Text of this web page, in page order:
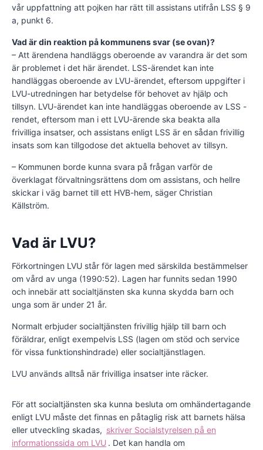
vår uppfattning att pojken har rätt till assistans utifrån LSS § 9
a, punkt 6.
Vad är din reaktion på kommunens svar (se ovan)?
– Att ärendena handläggs oberoende av varandra är det som
är problemet i det här ärendet. LSS-ärendet kan inte
handläggas oberoende av LVU-ärendet, eftersom uppgifter i
LVU-utredningen har betydelse för behovet av hjälp och
tillsyn. LVU-ärendet kan inte handläggas oberoende av LSS -
rendet, eftersom man i ett LVU-ärende ska beakta alla
frivilliga insatser, och assistans enligt LSS är en sådan frivillig
insats som kan tillgodose det aktuella behovet av tillsyn.
– Kommunen borde kunna svara på frågan varför de
överklagat förvaltningsrättens dom om assistans, och hellre
skickar i väg barnet till ett HVB-hem, säger Christian
Källström.
Vad är LVU?
Förkortningen LVU står för lagen med särskilda bestämmelser
om vård av unga (1990:52). Lagen har funnits sedan 1990
och innebär att socialtjänsten ska kunna skydda barn och
unga som är under 21 år.
Normalt erbjuder socialtjänsten frivillig hjälp till barn och
föräldrar, enligt exempelvis LSS (lagen om stöd och service
för vissa funktionshindrade) eller socialtjänstlagen.
LVU används alltså när frivilliga insatser inte räcker.
För att socialtjänsten ska kunna besluta om omhändertagande
enligt LVU måste det finnas en påtaglig risk att barnets hälsa
eller utveckling skadas, skriver Socialstyrelsen på en
informationssida om LVU . Det kan handla om